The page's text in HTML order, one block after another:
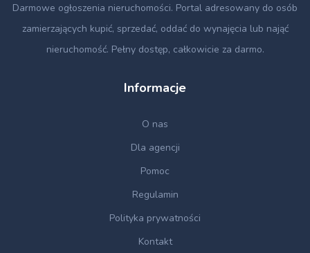
Darmowe ogłoszenia nieruchomości. Portal adresowany do osób
zamierzających kupić, sprzedać, oddać do wynajęcia lub nająć
nieruchomość. Pełny dostęp, całkowicie za darmo.
Informacje
O nas
Dla agencji
Pomoc
Regulamin
Polityka prywatności
Kontakt